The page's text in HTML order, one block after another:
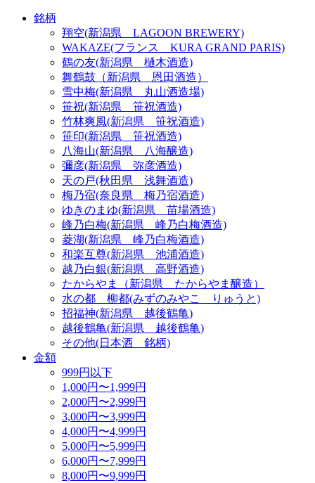
銘柄
翔空(新潟県 LAGOON BREWERY)
WAKAZE(フランス KURA GRAND PARIS)
鶴の友(新潟県 樋木酒造)
舞鶴鼓（新潟県 恩田酒造）
雪中梅(新潟県 丸山酒造場)
笹祝(新潟県 笹祝酒造)
竹林爽風(新潟県 笹祝酒造)
笹印(新潟県 笹祝酒造)
八海山(新潟県 八海醸造)
彌彦(新潟県 弥彦酒造)
天の戸(秋田県 浅舞酒造)
梅乃宿(奈良県 梅乃宿酒造)
ゆきのまゆ(新潟県 苗場酒造)
峰乃白梅(新潟県 峰乃白梅酒造)
菱湖(新潟県 峰乃白梅酒造)
和楽互尊(新潟県 池浦酒造)
越乃白銀(新潟県 高野酒造)
たからやま（新潟県 たからやま醸造）
水の都 柳都(みずのみやこ りゅうと)
招福神(新潟県 越後鶴亀)
越後鶴亀(新潟県 越後鶴亀)
その他(日本酒 銘柄)
金額
999円以下
1,000円〜1,999円
2,000円〜2,999円
3,000円〜3,999円
4,000円〜4,999円
5,000円〜5,999円
6,000円〜7,999円
8,000円〜9,999円